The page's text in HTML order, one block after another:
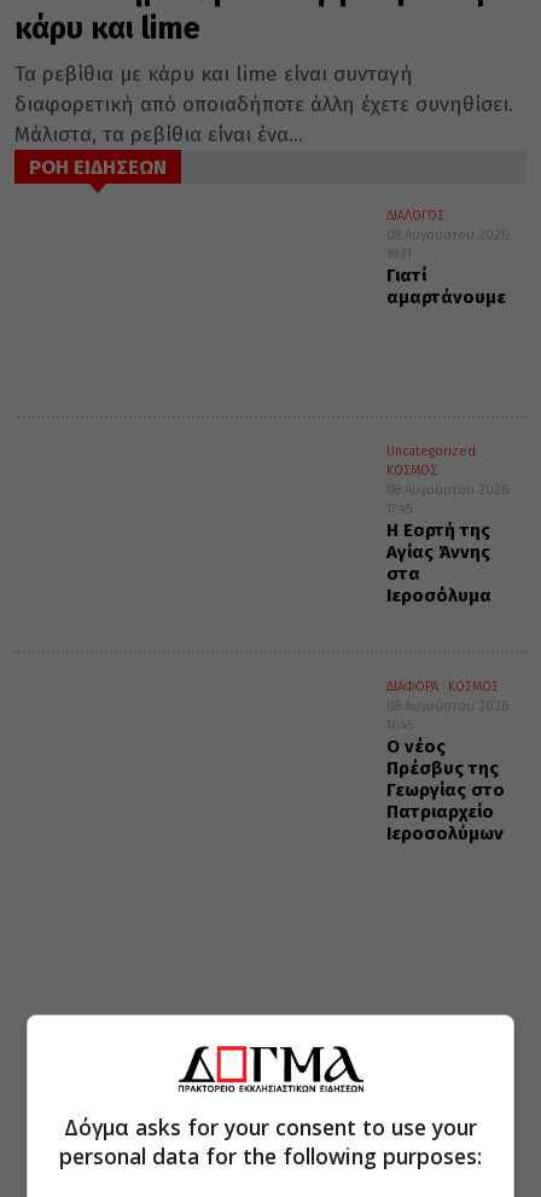
κάρυ και lime
Τα ρεβίθια με κάρυ και lime είναι συνταγή
διαφορετική από οποιαδήποτε άλλη έχετε συνηθίσει.
Μάλιστα, τα ρεβίθια είναι ένα...
ΡΟΗ ΕΙΔΗΣΕΩΝ
ΔΙΑΛΟΓΟΣ
08 Αυγούστου 2026
18:21
Γιατί
αμαρτάνουμε
Uncategorized
ΚΟΣΜΟΣ
08 Αυγούστου 2026
17:45
Η Εορτή της
Αγίας Άννης
στα
Ιεροσόλυμα
ΔΙΑΦΟΡΑ
ΚΟΣΜΟΣ
08 Αυγούστου 2026
16:45
Ο νέος
Πρέσβυς της
Γεωργίας στο
Πατριαρχείο
Ιεροσολύμων
Δόγμα asks for your consent to use your
personal data for the following purposes: